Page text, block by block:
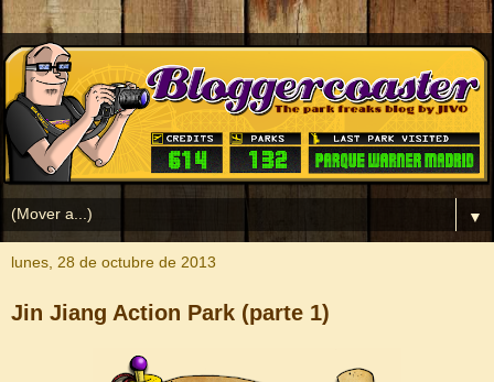
▼
lunes, 28 de octubre de 2013
Jin Jiang Action Park (parte 1)